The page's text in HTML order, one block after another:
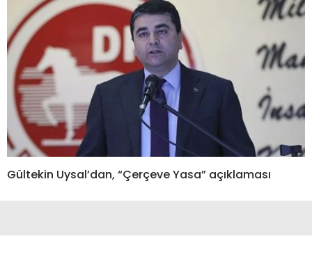
Gültekin Uysal’dan, “Çerçeve Yasa” açıklaması